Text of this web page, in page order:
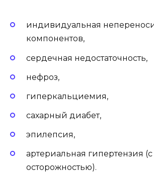
индивидуальная
компонентов,
сердечная недостаточность,
нефроз,
гиперкальциемия,
сахарный диабет,
эпилепсия,
артериальная гипертензия (с
осторожностью).